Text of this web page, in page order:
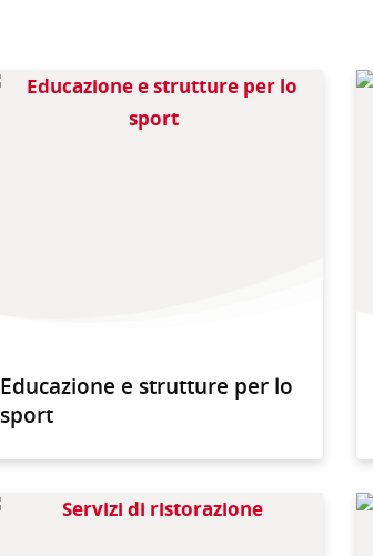
Educazione e strutture per lo
sport